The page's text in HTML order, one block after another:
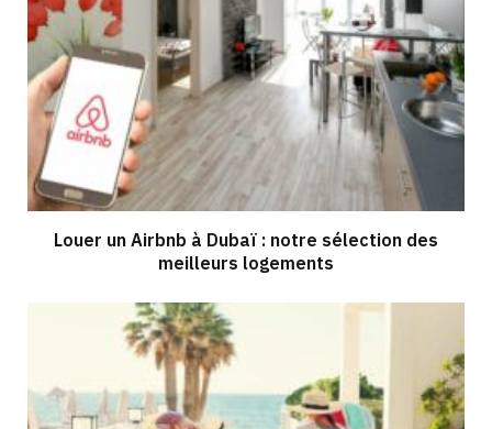
Louer un Airbnb à Dubaï : notre sélection des
meilleurs logements